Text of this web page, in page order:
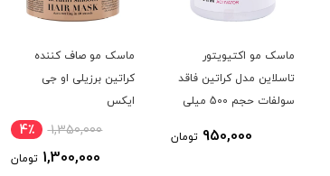
ماسک مو اکتیویتور
تاسلاین مدل کراتین فاقد
سولفات حجم 500 میلی
950,000 تومان
ماسک مو صاف کننده
کراتین برزیلی او جی
ایکس
1,350,000 4٪
1,300,000 تومان